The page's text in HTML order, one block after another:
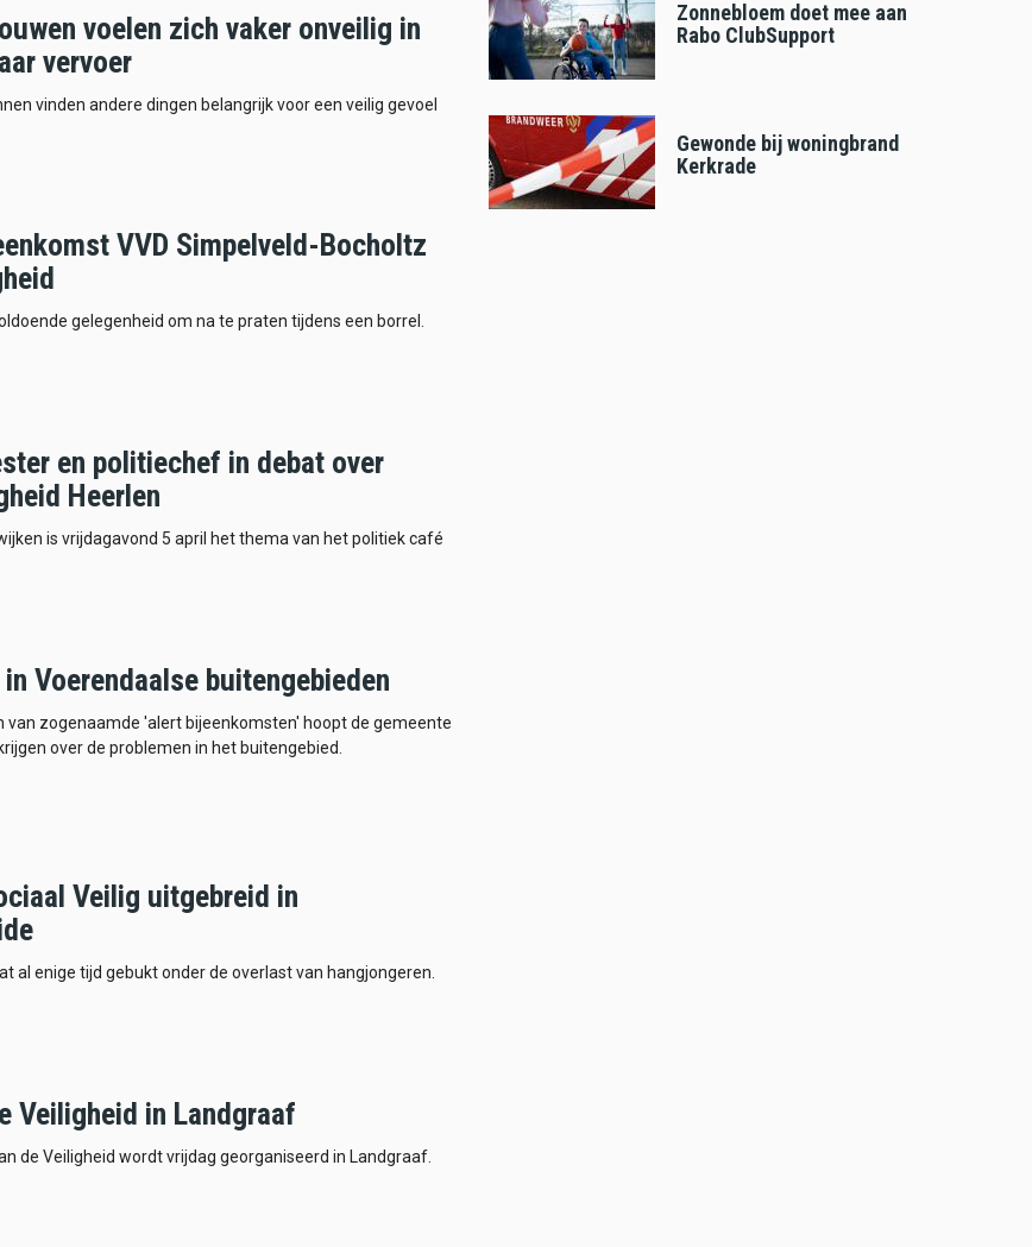
voelen zich vaker onveilig in
vervoer
vinden andere dingen belangrijk voor een veilig gevoel
VVD Simpelveld-Bocholtz
gelegenheid om na te praten tijdens een borrel.
en politiechef in debat over
Heerlen
is vrijdagavond 5 april het thema van het politiek café
Voerendaalse buitengebieden
van zogenaamde 'alert bijeenkomsten' hoopt de gemeente
over de problemen in het buitengebied.
Veilig uitgebreid in
al enige tijd gebukt onder de overlast van hangjongeren.
Veiligheid in Landgraaf
de Veiligheid wordt vrijdag georganiseerd in Landgraaf.
Zonnebloem doet mee aan
Rabo ClubSupport
Gewonde bij woningbrand
Kerkrade